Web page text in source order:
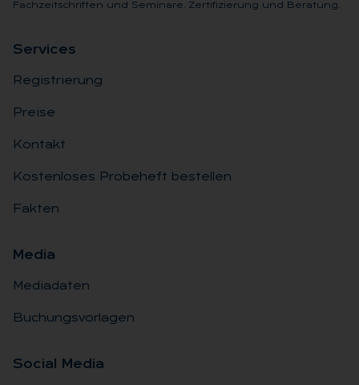
Fachzeitschriften und Seminare, Zertifizierung und Beratung.
Ser­vices
Registrierung
Preise
Kontakt
Kostenloses Probeheft bestellen
Fakten
Me­dia
Mediadaten
Buchungsvorlagen
So­ci­al Me­dia